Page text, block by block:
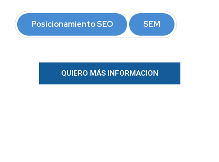
Posicionamiento SEO SEM
QUIERO MÁS INFORMACION